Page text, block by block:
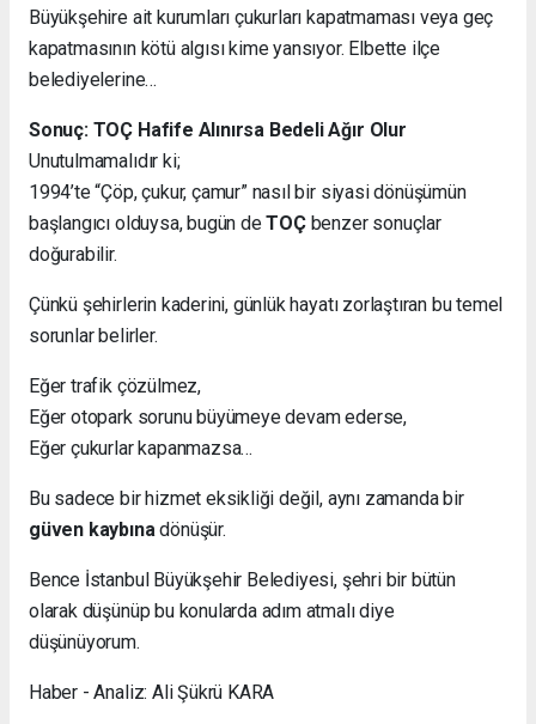
Büyükşehire ait kurumları çukurları kapatmaması veya geç
kapatmasının kötü algısı kime yansıyor. Elbette ilçe
belediyelerine…
Sonuç: TOÇ Hafife Alınırsa Bedeli Ağır Olur
Unutulmamalıdır ki;
1994’te “Çöp, çukur, çamur” nasıl bir siyasi dönüşümün
başlangıcı olduysa, bugün deTOÇbenzer sonuçlar
doğurabilir.
Çünkü şehirlerin kaderini, günlük hayatı zorlaştıran bu temel
sorunlar belirler.
Eğer trafik çözülmez,
Eğer otopark sorunu büyümeye devam ederse,
Eğer çukurlar kapanmazsa…
Bu sadece bir hizmet eksikliği değil, aynı zamanda bir
güven kaybınadönüşür.
Bence İstanbul Büyükşehir Belediyesi, şehri bir bütün
olarak düşünüp bu konularda adım atmalı diye
düşünüyorum.
Haber - Analiz: Ali Şükrü KARA